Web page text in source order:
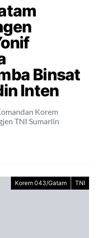
Binsat
Inten
Korem
TNI Sumarlin
Korem 043/Gatam TNI